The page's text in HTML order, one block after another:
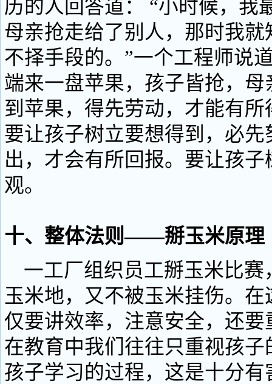
历的人回答道： “小时候，我
母亲抢走给了别人，那时我
不择手段的。”一个工程师说
端来一盘苹果，孩子皆抢，母
到苹果，得先劳动，才能有所
要让孩子树立要想得到，必先
出，才会有所回报。要让孩
观。
十、整体法则——掰玉米原理
一工厂组织员工掰玉米比赛
玉米地，又不被玉米挂伤。
仅要讲效率，注意安全，还
在教育中我们往往只重视孩
孩子学习的过程，这是十分